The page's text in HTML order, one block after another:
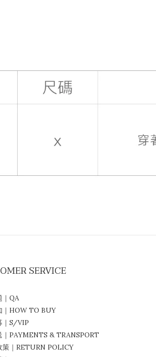
SERVICE
｜QA
｜HOW TO BUY
｜S/VIP
｜PAYMENTS & TRANSPORT
策｜RETURN POLICY